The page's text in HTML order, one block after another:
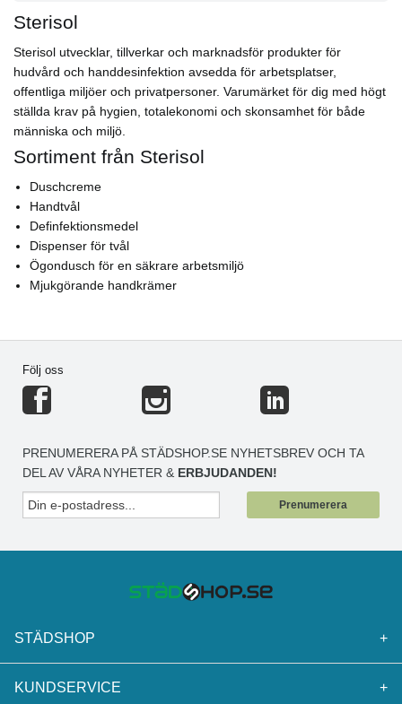
Sterisol
Sterisol utvecklar, tillverkar och marknadsför produkter för
hudvård och handdesinfektion avsedda för arbetsplatser,
offentliga miljöer och privatpersoner. Varumärket för dig med högt
ställda krav på hygien, totalekonomi och skonsamhet för både
människa och miljö.
Sortiment från Sterisol
Duschcreme
Handtvål
Definfektionsmedel
Dispenser för tvål
Ögondusch för en säkrare arbetsmiljö
Mjukgörande handkrämer
Följ oss
PRENUMERERA PÅ STÄDSHOP.SE NYHETSBREV OCH TA
DEL AV VÅRA NYHETER & ERBJUDANDEN!
Prenumerera
STÄDSHOP +
KUNDSERVICE +